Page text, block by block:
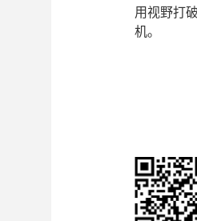
用视野打
机。